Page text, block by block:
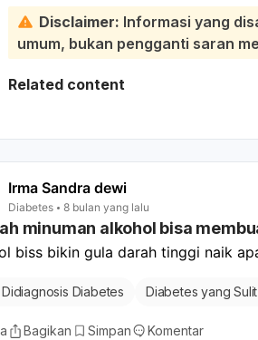
bening, serta dapat sembuh
pecah, ini memerlukan perhatian
apa pun, termasuk lepuhan yang
dan penyembuhan yang lambat
bisa dokter umum atau spesialis
tepat. Dokter akan membersihkan
salep antibiotik untuk mencegah
perawatan luka yang benar.
luka dan mencegah infeksi agar
itu, pengendalian kadar gula darah
komplikasi lain di kemudian hari.
Disclaimer: Informasi yang
umum, bukan pengganti saran
Related content
Irma Sandra dewi
Diabetes 8 bulan yang lalu
minuman alkohol bisa
biss bikin gula darah tinggi naik
Diabetes Diabetes yang
Bagikan Simpan Komentar